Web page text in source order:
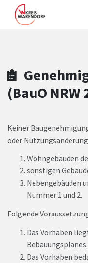
Zum
Zum
Zum
Zum Hauptinhalt springen
(BauO NRW
Keiner
oder
Wohngebäuden
sonstigen
Nebengebäuden
Nummer 1 und 2.
Folgende
Das Vorhaben
Bebauungsplanes.
Das Vorhaben